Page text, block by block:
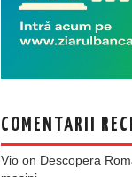
COMENTARII
Vio on Descopera